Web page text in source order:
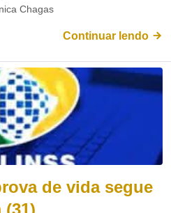
Chagas
Continuar lendo
de vida segue
(31)